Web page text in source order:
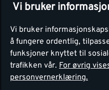
Montér
Vi bruker
Vi bruker
å fungere ordentlig,
funksjoner knyttet til
trafikken vår. For øvrig
personvernerklæring.